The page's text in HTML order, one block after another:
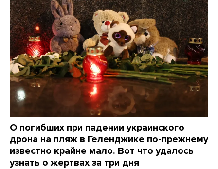
О погибших при падении украинского
дрона на пляж в Геленджике по-прежнему
известно крайне мало. Вот что удалось
узнать о жертвах за три дня